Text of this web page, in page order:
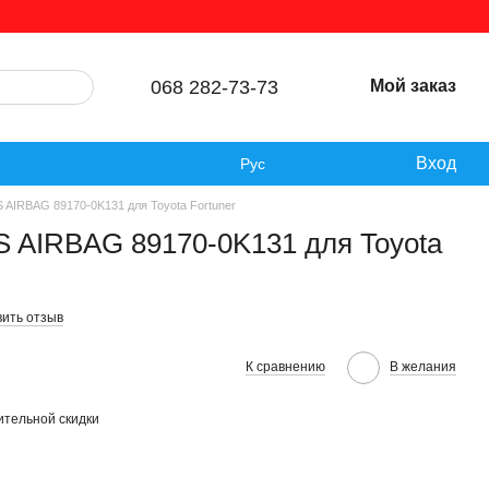
068 282-73-73 Мой заказ
Рус Вход
AIRBAG 89170-0K131 для Toyota Fortuner
AIRBAG 89170-0K131 для Toyota
отзыв
К сравнению В желания
скидки